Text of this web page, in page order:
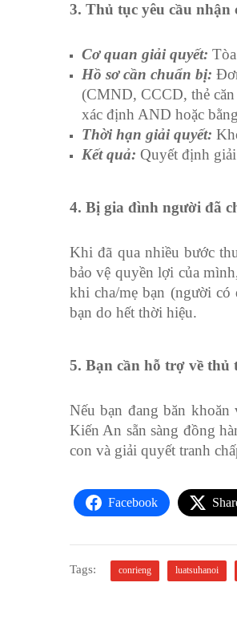
3. Thủ tục yêu cầu nhận
Cơ quan giải quyết:
Hồ sơ cần chuẩn bị:
(CMND, CCCD, thẻ căn
xác định AND hoặc
Thời hạn giải quyết:
Kết quả: Quyết định
4. Bị gia đình người đã
Khi đã qua nhiều bước
bảo vệ quyền lợi của
khi cha/mẹ bạn (người
bạn do hết thời hiệu.
5. Bạn cần hỗ trợ về thủ
Nếu bạn đang băn
Kiến An sẵn sàng đồng
con và giải quyết tranh
Facebook
Tags: conrieng luatsuhanoi